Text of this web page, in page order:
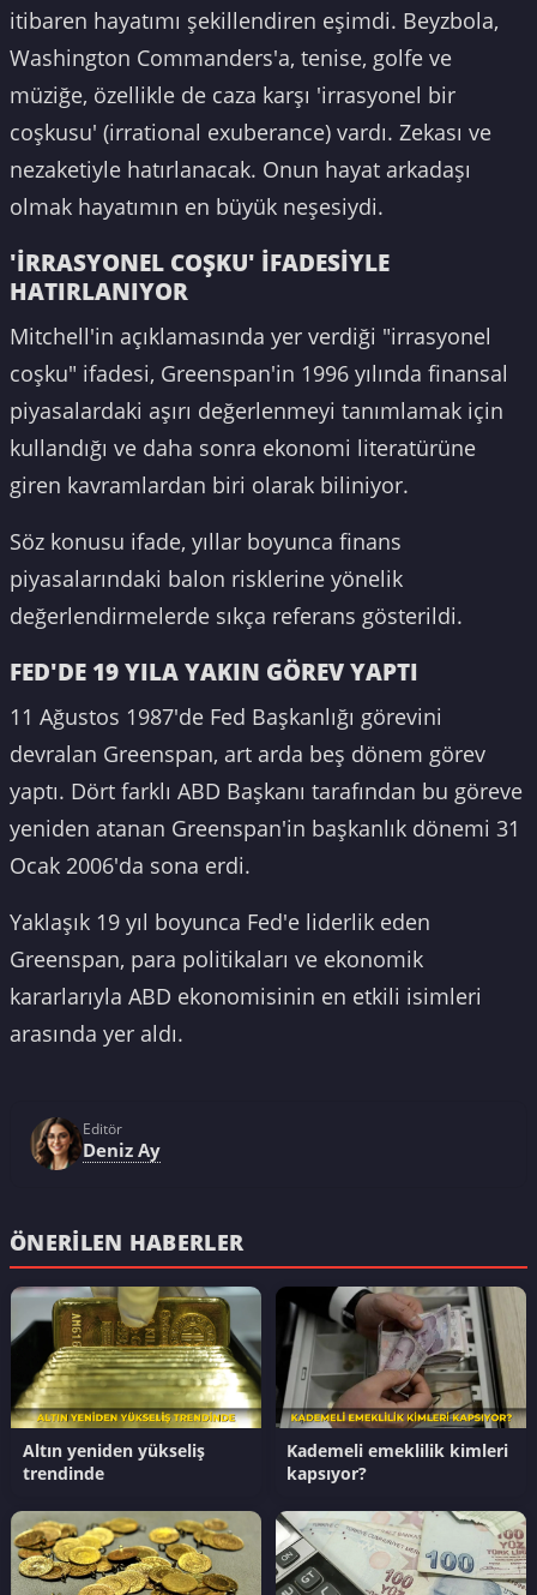
itibaren hayatımı şekillendiren eşimdi. Beyzbola,
Washington Commanders'a, tenise, golfe ve
müziğe, özellikle de caza karşı 'irrasyonel bir
coşkusu' (irrational exuberance) vardı. Zekası ve
nezaketiyle hatırlanacak. Onun hayat arkadaşı
olmak hayatımın en büyük neşesiydi.
'İRRASYONEL COŞKU' İFADESİYLE
HATIRLANIYOR
Mitchell'in açıklamasında yer verdiği "irrasyonel
coşku" ifadesi, Greenspan'in 1996 yılında finansal
piyasalardaki aşırı değerlenmeyi tanımlamak için
kullandığı ve daha sonra ekonomi literatürüne
giren kavramlardan biri olarak biliniyor.
Söz konusu ifade, yıllar boyunca finans
piyasalarındaki balon risklerine yönelik
değerlendirmelerde sıkça referans gösterildi.
FED'DE 19 YILA YAKIN GÖREV YAPTI
11 Ağustos 1987'de Fed Başkanlığı görevini
devralan Greenspan, art arda beş dönem görev
yaptı. Dört farklı ABD Başkanı tarafından bu göreve
yeniden atanan Greenspan'in başkanlık dönemi 31
Ocak 2006'da sona erdi.
Yaklaşık 19 yıl boyunca Fed'e liderlik eden
Greenspan, para politikaları ve ekonomik
kararlarıyla ABD ekonomisinin en etkili isimleri
arasında yer aldı.
Editör
Deniz Ay
ÖNERILEN HABERLER
Altın yeniden yükseliş
trendinde
Kademeli emeklilik kimleri
kapsıyor?